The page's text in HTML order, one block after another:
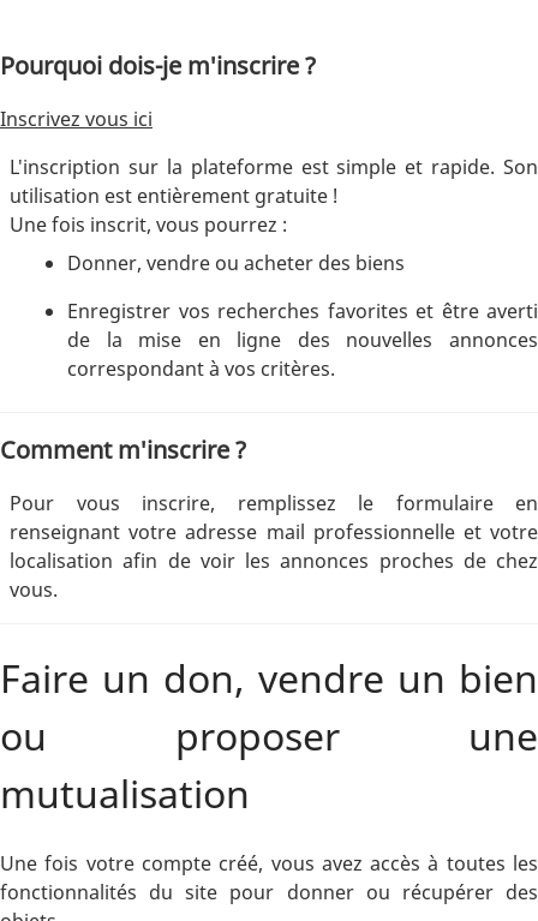
Pourquoi dois-je m'inscrire ?
Inscrivez vous ici
L'inscription sur la plateforme est simple et rapide. Son
utilisation est entièrement gratuite !
Une fois inscrit, vous pourrez :
Donner, vendre ou acheter des biens
Enregistrer vos recherches favorites et être averti
de la mise en ligne des nouvelles annonces
correspondant à vos critères.
Comment m'inscrire ?
Pour vous inscrire, remplissez le formulaire en
renseignant votre adresse mail professionnelle et votre
localisation afin de voir les annonces proches de chez
vous.
Faire un don, vendre un bien
ou proposer une
mutualisation
Une fois votre compte créé, vous avez accès à toutes les
fonctionnalités du site pour donner ou récupérer des